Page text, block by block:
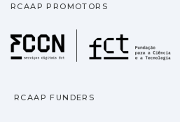
RCAAP PROMOTORS
RCAAP FUNDERS